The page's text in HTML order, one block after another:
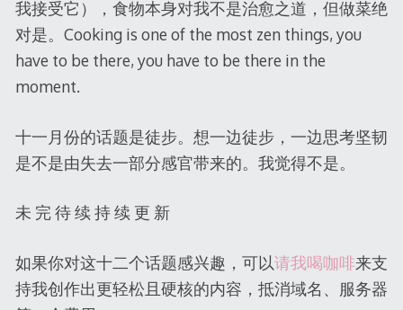
我接受它），食物本身对我不是治愈之道，但做菜绝
对是。Cooking is one of the most zen things, you
have to be there, you have to be there in the
moment.
十一月份的话题是徒步。想一边徒步，一边思考坚韧
是不是由失去一部分感官带来的。我觉得不是。
未 完 待 续 持 续 更 新
如果你对这十二个话题感兴趣，可以请我喝咖啡来支
持我创作出更轻松且硬核的内容，抵消域名、服务器